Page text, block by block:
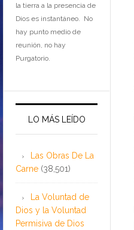
la tierra a la presencia de
Dios es instantáneo. No
hay punto medio de
reunión, no hay
Purgatorio.
LO MÁS LEÍDO
Las Obras De La
Carne (38,501)
La Voluntad de
Dios y la Voluntad
Permisiva de Dios